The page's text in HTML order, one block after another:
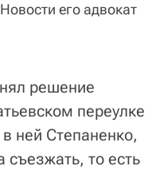
его адвокат
решение
переулке
ней Степаненко,
съезжать, то есть